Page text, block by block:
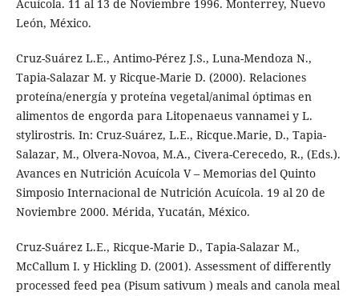
Acuícola. 11 al 13 de Noviembre 1996. Monterrey, Nuevo
León, México.
Cruz-Suárez L.E., Antimo-Pérez J.S., Luna-Mendoza N.,
Tapia-Salazar M. y Ricque-Marie D. (2000). Relaciones
proteína/energía y proteína vegetal/animal óptimas en
alimentos de engorda para Litopenaeus vannamei y L.
stylirostris. In: Cruz-Suárez, L.E., Ricque.Marie, D., Tapia-
Salazar, M., Olvera-Novoa, M.A., Civera-Cerecedo, R., (Eds.).
Avances en Nutrición Acuícola V – Memorias del Quinto
Simposio Internacional de Nutrición Acuícola. 19 al 20 de
Noviembre 2000. Mérida, Yucatán, México.
Cruz-Suárez L.E., Ricque-Marie D., Tapia-Salazar M.,
McCallum I. y Hickling D. (2001). Assessment of differently
processed feed pea (Pisum sativum ) meals and canola meal